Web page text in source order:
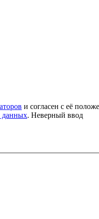
и согласен с её
данных. Неверный ввод